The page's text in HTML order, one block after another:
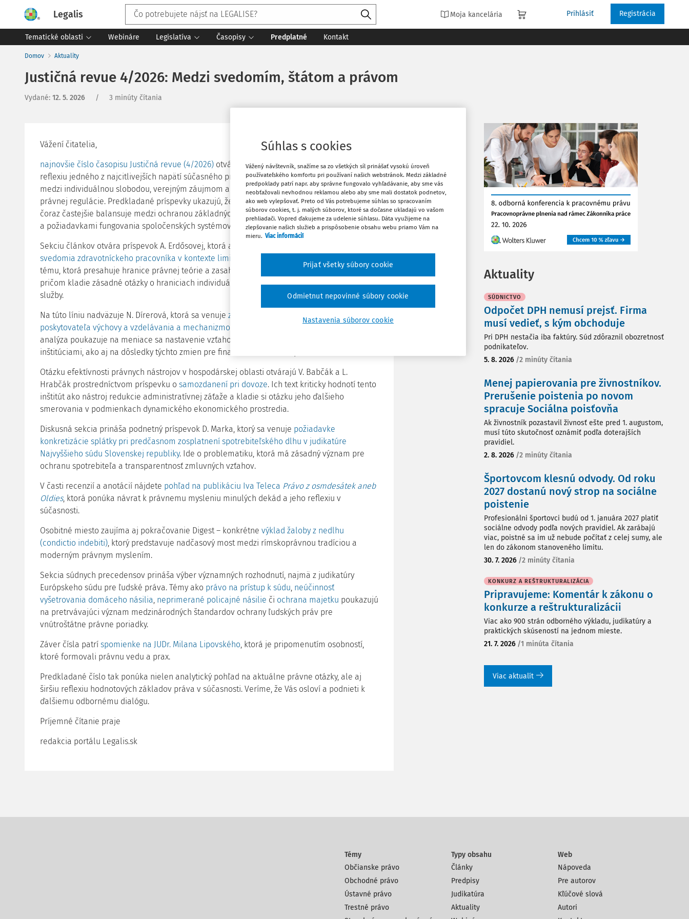
Legalis Moja kancelária Prihlásiť Registrácia
Tematické oblasti Webináre Legislatíva Časopisy Predplatné Kontakt
Domov Aktuality
Justičná revue 4/2026: Medzi svedomím, štátom a právom
Vydané: 12. 5. 2026 / 3 minúty čítania
Vážení čitatelia,
najnovšie číslo časopisu Justičná revue (4/2026) otvára priestor pre
reflexiu jedného z najcitlivejších napätí súčasného práva – vzťahu
medzi individuálnou slobodou, verejným záujmom a efektívnosťou
právnej regulácie. Predkladané príspevky ukazujú, že právo dnes
čoraz častejšie balansuje medzi ochranou základných práv jednotlivca
a požiadavkami fungovania spoločenských systémov.
Sekciu článkov otvára príspevok A. Erdősovej, ktorá analyzuje
svedomia zdravotníckeho pracovníka v kontexte limitov ochrany zdravia pacienta
tému, ktorá presahuje hranice právnej teórie a zasahuje do každodennej medicínskej praxe,
pričom kladie zásadné otázky o hraniciach individuálnej autonómie v prostredí verejnej
služby.
Na túto líniu nadväzuje N. Dírerová, ktorá sa venuje zavedeniu statusu verejného
poskytovateľa výchovy a vzdelávania a mechanizmom zníženia normatívneho príspevku
analýza poukazuje na meniace sa nastavenie vzťahov medzi štátom a vzdelávacími
inštitúciami, ako aj na dôsledky týchto zmien pre financovanie a dostupnosť vzdelávania.
Otázku efektívnosti právnych nástrojov v hospodárskej oblasti otvárajú V. Babčák a L.
Hrabčák prostredníctvom príspevku o samozdanení pri dovoze. Ich text kriticky hodnotí tento
inštitút ako nástroj redukcie administratívnej záťaže a kladie si otázku jeho ďalšieho
smerovania v podmienkach dynamického ekonomického prostredia.
Diskusná sekcia prináša podnetný príspevok D. Marka, ktorý sa venuje požiadavke
konkretizácie splátky pri predčasnom zosplatnení spotrebiteľského dlhu v judikatúre
Najvyššieho súdu Slovenskej republiky. Ide o problematiku, ktorá má zásadný význam pre
ochranu spotrebiteľa a transparentnosť zmluvných vzťahov.
V časti recenzií a anotácií nájdete pohľad na publikáciu Iva Teleca Právo z osmdesátek aneb
Oldies, ktorá ponúka návrat k právnemu mysleniu minulých dekád a jeho reflexiu v
súčasnosti.
Osobitné miesto zaujíma aj pokračovanie Digest – konkrétne výklad žaloby z nedlhu
(condictio indebiti), ktorý predstavuje nadčasový most medzi rímskoprávnou tradíciou a
moderným právnym myslením.
Sekcia súdnych precedensov prináša výber významných rozhodnutí, najmä z judikatúry
Európskeho súdu pre ľudské práva. Témy ako právo na prístup k súdu, neúčinnosť
vyšetrovania domáceho násilia, neprimerané policajné násilie či ochrana majetku poukazujú
na pretrvávajúci význam medzinárodných štandardov ochrany ľudských práv pre
vnútroštátne právne poriadky.
Záver čísla patrí spomienke na JUDr. Milana Lipovského, ktorá je pripomenutím osobností,
ktoré formovali právnu vedu a prax.
Predkladané číslo tak ponúka nielen analytický pohľad na aktuálne právne otázky, ale aj
širšiu reflexiu hodnotových základov práva v súčasnosti. Veríme, že Vás osloví a podnieti k
ďalšiemu odbornému dialógu.
Príjemné čítanie praje
redakcia portálu Legalis.sk
Obľúbené
Stiahnuť
Aktuality
SÚDNICTVO
Odpočet DPH nemusí prejsť. Firma
musí vedieť, s kým obchoduje
Pri DPH nestačia iba faktúry. Súd zdôraznil obozretnosť
podnikateľov.
5. 8. 2026 /2 minúty čítania
Menej papierovania pre živnostníkov.
Prerušenie poistenia po novom
spracuje Sociálna poisťovňa
Ak živnostník pozastavil živnosť ešte pred 1. augustom,
musí túto skutočnosť oznámiť podľa doterajších
pravidiel.
2. 8. 2026 /2 minúty čítania
Športovcom klesnú odvody. Od roku
2027 dostanú nový strop na sociálne
poistenie
Profesionálni športovci budú od 1. januára 2027 platiť
sociálne odvody podľa nových pravidiel. Ak zarábajú
viac, poistné sa im už nebude počítať z celej sumy, ale
len do zákonom stanoveného limitu.
30. 7. 2026 /2 minúty čítania
KONKURZ A REŠTRUKTURALIZÁCIA
Pripravujeme: Komentár k zákonu o
konkurze a reštrukturalizácii
Viac ako 900 strán odborného výkladu, judikatúry a
praktických skúseností na jednom mieste.
21. 7. 2026 /1 minúta čítania
Viac aktualít
Témy
Občianske právo
Obchodné právo
Ústavné právo
Trestné právo
Typy obsahu
Články
Predpisy
Judikatúra
Aktuality
Web
Nápoveda
Pre autorov
Kľúčové slová
Autori
Súhlas s cookies
Vážený návštevník, snažíme sa zo všetkých síl prinášať vysokú úroveň
používateľského komfortu pri používaní našich webstránok. Medzi základné
predpoklady patrí napr. aby správne fungovalo vyhľadávanie, aby sme vás
neobťažovali nevhodnou reklamou alebo aby sme mali dostatok podnetov,
ako web vylepšovať. Preto od Vás potrebujeme súhlas so spracovaním
súborov cookies, t. j. malých súborov, ktoré sa dočasne ukladajú vo vašom
prehliadači. Vopred ďakujeme za udelenie súhlasu. Dáta využijeme na
zlepšovanie našich služieb a prispôsobenie obsahu webu priamo Vám na
mieru. Viac informácií
Nastavenia súborov cookie
Odmietnut nepovinné súbory cookie
Prijať všetky súbory cookie